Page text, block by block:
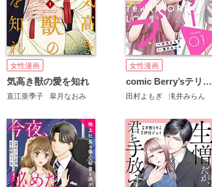
女性漫画
気高き獣の愛を知れ
直江亜季子 皐月なおみ
女性漫画
comic Berry’sテリトリーラブ～その外科医、難攻不落につき～
田村よもぎ 滝井みらん